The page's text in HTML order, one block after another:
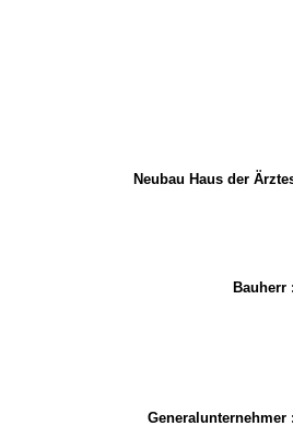
Neubau Haus der
Bauherr :
Generalunternehmer :